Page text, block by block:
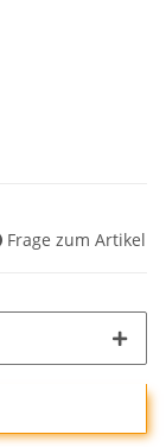
Frage zum Artikel